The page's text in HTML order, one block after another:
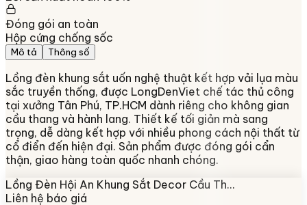
Đóng gói an toàn
Hộp cứng chống sốc
Mô tả Thông số
Lồng đèn khung sắt uốn nghệ thuật kết hợp vải lụa màu
sắc truyền thống, được LongDenViet chế tác thủ công
tại xưởng Tân Phú, TP.HCM dành riêng cho không gian
cầu thang và hành lang. Thiết kế tối giản mà sang
trọng, dễ dàng kết hợp với nhiều phong cách nội thất từ
cổ điển đến hiện đại. Sản phẩm được đóng gói cẩn
thận, giao hàng toàn quốc nhanh chóng.
Lồng Đèn Hội An Khung Sắt Decor Cầu Th…
Liên hệ báo giá